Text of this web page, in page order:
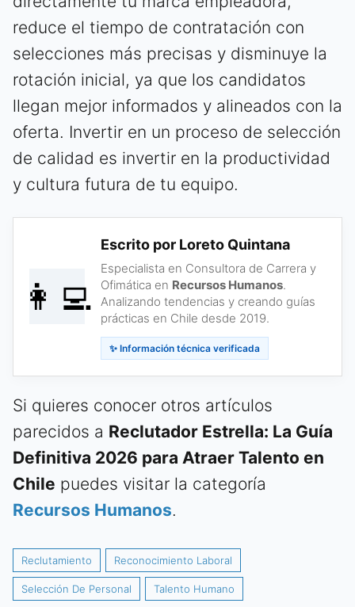
reduce el tiempo de contratación con
selecciones más precisas y disminuye la
rotación inicial, ya que los candidatos
llegan mejor informados y alineados con la
oferta. Invertir en un proceso de selección
de calidad es invertir en la productividad
y cultura futura de tu equipo.
👩‍💻
Escrito por Loreto Quintana
Especialista en Consultora de Carrera y
Ofimática en Recursos Humanos.
Analizando tendencias y creando guías
prácticas en Chile desde 2019.
✨ Información técnica verificada
Si quieres conocer otros artículos
parecidos a Reclutador Estrella: La Guía
Definitiva 2026 para Atraer Talento en
Chile puedes visitar la categoría
Recursos Humanos.
Reclutamiento Reconocimiento Laboral
Selección De Personal Talento Humano